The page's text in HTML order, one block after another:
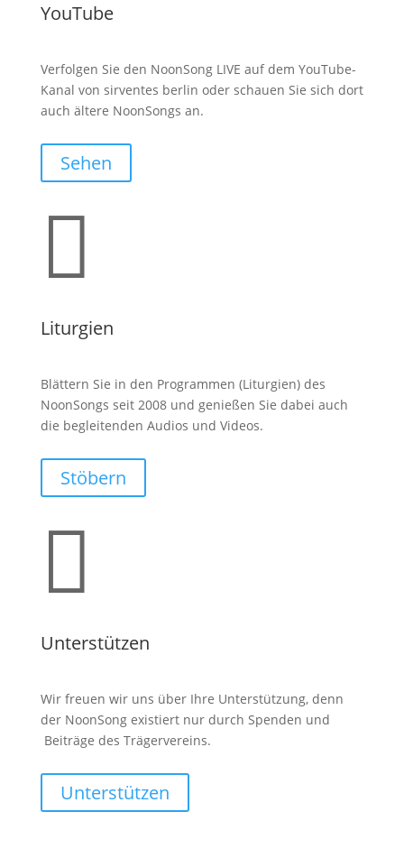
YouTube
Verfolgen Sie den NoonSong LIVE auf dem YouTube-
Kanal von sirventes berlin oder schauen Sie sich dort
auch ältere NoonSongs an.
Sehen

Liturgien
Blättern Sie in den Programmen (Liturgien) des
NoonSongs seit 2008 und genießen Sie dabei auch
die begleitenden Audios und Videos.
Stöbern

Unterstützen
Wir freuen wir uns über Ihre Unterstützung, denn
der NoonSong existiert nur durch Spenden und
Beiträge des Trägervereins.
Unterstützen